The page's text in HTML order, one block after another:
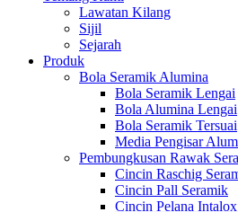
Lawatan Kilang
Sijil
Sejarah
Produk
Bola Seramik Alumina
Bola Seramik Lengai
Bola Alumina Lengai
Bola Seramik Tersuai
Media Pengisar
Pembungkusan Rawak
Cincin Raschig
Cincin Pall Seramik
Cincin Pelana